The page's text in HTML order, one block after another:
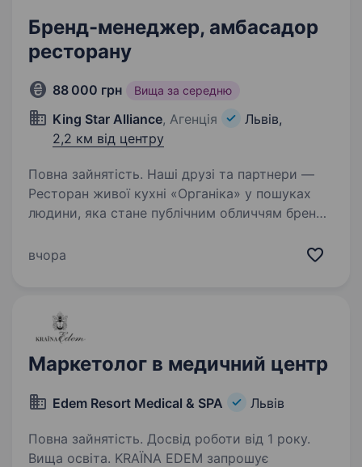
Бренд-менеджер, амбасадор
ресторану
88 000 грн Вища за середню
King Star Alliance, Агенція
Львів,
2,2 км від центру
Повна зайнятість. Наші друзі та партнери —
Ресторан живої кухні «Органіка» у пошуках
людини, яка стане публічним обличчям бренду
за межами одного закладу. Якщо ви вмієте
вчора
Маркетолог в медичний центр
Edem Resort Medical & SPA Львів
Повна зайнятість. Досвід роботи від 1 року.
Вища освіта. KRAЇNA EDEM запрошує